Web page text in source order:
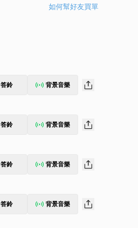
如何幫好友買單
答鈴 背景音樂
答鈴 背景音樂
答鈴 背景音樂
答鈴 背景音樂